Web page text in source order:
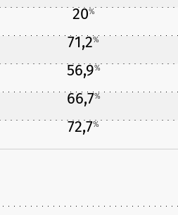
20%
71,2%
56,9%
66,7%
72,7%